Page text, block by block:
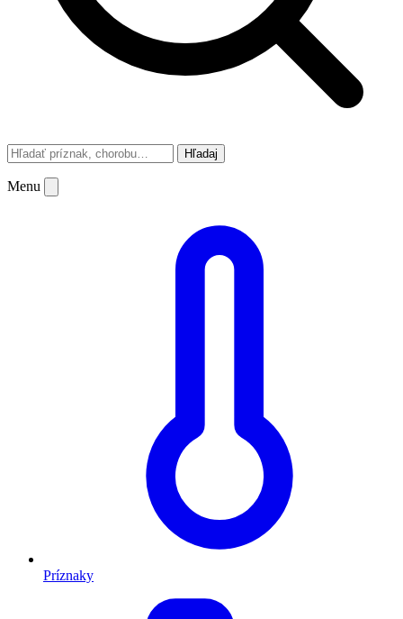
Hľadaj
Menu
Príznaky